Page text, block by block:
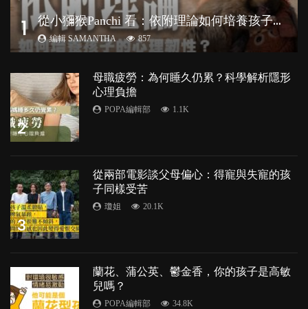
1 從
小獼猴Panchi 看：依附理論如何培養孩子心理韌性？
編輯 SAMANTHA 857
2
母職疲勞：為何睡久仍累？科學解析隱形
心理負擔
POPA編輯部 1.1K
3
從兩部電影談父母偏心：得寵與失寵的孩
子同樣受苦
瓊姐 20.1K
蘭花、蒲公英、鬱金香，你的孩子是高敏
兒嗎？
POPA編輯部 34.8K